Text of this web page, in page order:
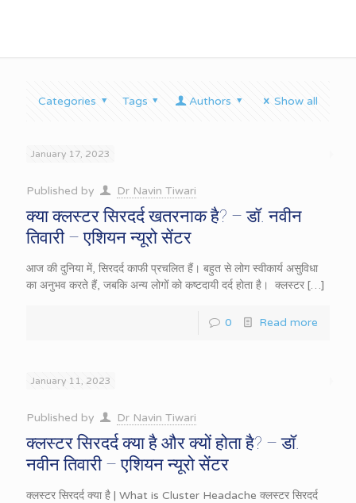
Categories Tags Authors Show all
January 17, 2023
Published by Dr Navin Tiwari
क्या क्लस्टर सिरदर्द खतरनाक है? – डॉ. नवीन
तिवारी – एशियन न्यूरो सेंटर
आज की दुनिया में, सिरदर्द काफी प्रचलित हैं। बहुत से लोग स्वीकार्य असुविधा
का अनुभव करते हैं, जबकि अन्य लोगों को कष्टदायी दर्द होता है। क्लस्टर […]
0 Read more
January 11, 2023
Published by Dr Navin Tiwari
क्लस्टर सिरदर्द क्या है और क्यों होता है? – डॉ.
नवीन तिवारी – एशियन न्यूरो सेंटर
क्लस्टर सिरदर्द क्या है | What is Cluster Headache क्लस्टर सिरदर्द